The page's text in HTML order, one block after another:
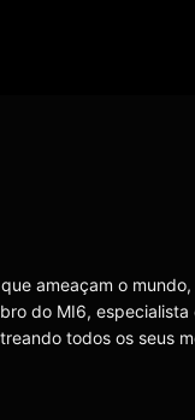
ameaçam o
do MI6,
todos os seus